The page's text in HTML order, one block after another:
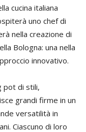
cucina italiana
uno chef di
nella creazione di
Bologna: una nella
innovativo.
pot di stili,
grandi firme in un
versatilità in
Ciascuno di loro